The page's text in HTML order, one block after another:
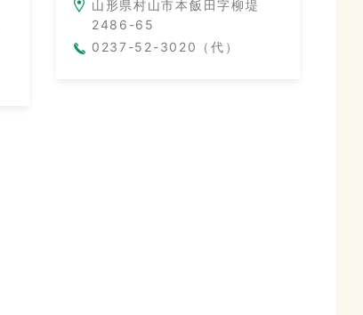
山形県村山市本飯田字柳堤
2486-65
0237-52-3020（代）